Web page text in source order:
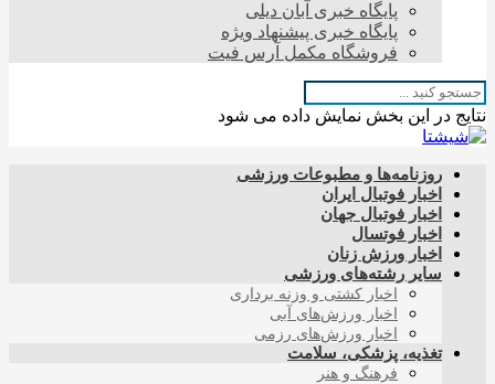
پایگاه خبری آبان دیلی
پایگاه خبری پیشنهاد ویژه
فروشگاه مکمل آرس فیت
نتایج در این بخش نمایش داده می شود
روزنامه‌ها و مطبوعات ورزشی
اخبار فوتبال ایران
اخبار فوتبال جهان
اخبار فوتسال
اخبار ورزش زنان
سایر رشته‌های ورزشی
اخبار کشتی و وزنه برداری
اخبار ورزش‌های آبی
اخبار ورزش‌های رزمی
تغذیه، پزشکی، سلامت
فرهنگ و هنر